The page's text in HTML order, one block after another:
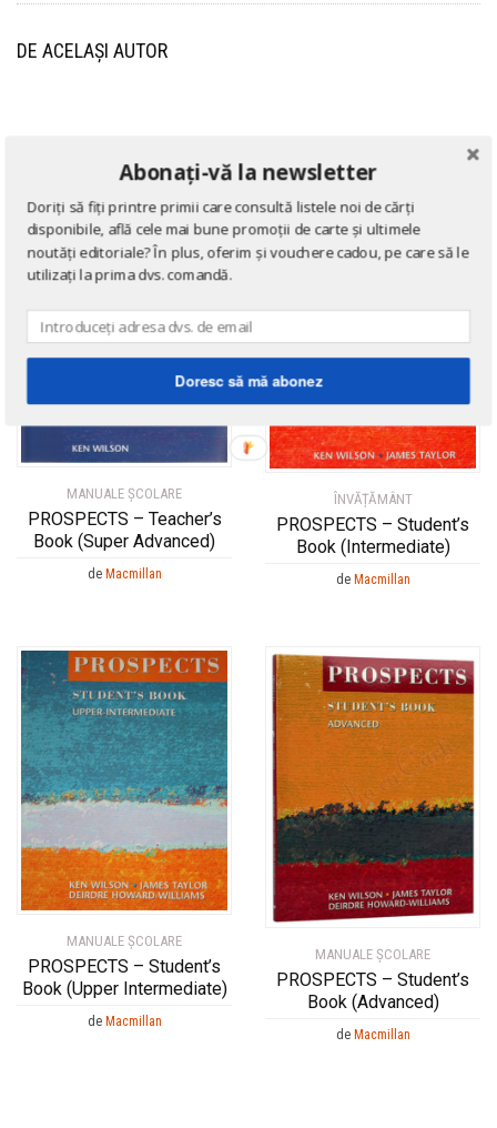
DE ACELAȘI AUTOR
MANUALE ŞCOLARE
PROSPECTS – Teacher’s
Book (Super Advanced)
de Macmillan
ÎNVĂȚĂMÂNT
PROSPECTS – Student’s
Book (Intermediate)
de Macmillan
MANUALE ŞCOLARE
PROSPECTS – Student’s
Book (Upper Intermediate)
de Macmillan
MANUALE ŞCOLARE
PROSPECTS – Student’s
Book (Advanced)
de Macmillan
Abonați-vă la newsletter
Doriți să fiți printre primii care consultă listele noi de cărți
disponibile, află cele mai bune promoții de carte și ultimele
noutăți editoriale? În plus, oferim și vouchere cadou, pe care să le
utilizați la prima dvs. comandă.
Doresc să mă abonez